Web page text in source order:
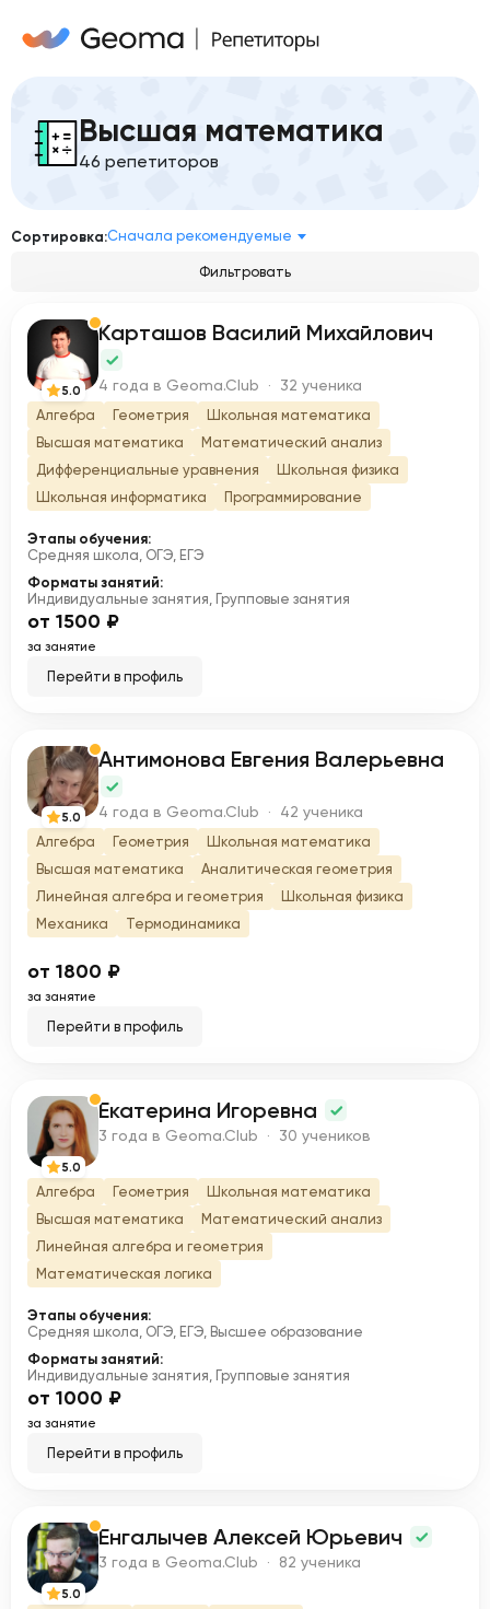
Высшая математика
46 репетиторов
Сортировка:Сначала рекомендуемые
Фильтровать
К
5.0
Карташов Василий Михайлович
4 года в Geoma.Club · 32 ученика
Алгебра Геометрия
Школьная математика
Высшая математика
Математический анализ
Дифференциальные уравнения
Школьная физика
Школьная информатика
Программирование
Этапы обучения:
Средняя школа, ОГЭ, ЕГЭ
Форматы занятий:
Индивидуальные занятия, Групповые занятия
от 1500 ₽
за занятие
Перейти в профиль
А
5.0
Антимонова Евгения Валерьевна
4 года в Geoma.Club · 42 ученика
Алгебра Геометрия
Школьная математика
Высшая математика
Аналитическая геометрия
Линейная алгебра и геометрия
Школьная физика
Механика
Термодинамика
от 1800 ₽
за занятие
Перейти в профиль
Е
5.0
Екатерина Игоревна
3 года в Geoma.Club · 30 учеников
Алгебра Геометрия
Школьная математика
Высшая математика
Математический анализ
Линейная алгебра и геометрия
Математическая логика
Этапы обучения:
Средняя школа, ОГЭ, ЕГЭ, Высшее образование
Форматы занятий:
Индивидуальные занятия, Групповые занятия
от 1000 ₽
за занятие
Перейти в профиль
Е
5.0
Енгалычев Алексей Юрьевич
3 года в Geoma.Club · 82 ученика